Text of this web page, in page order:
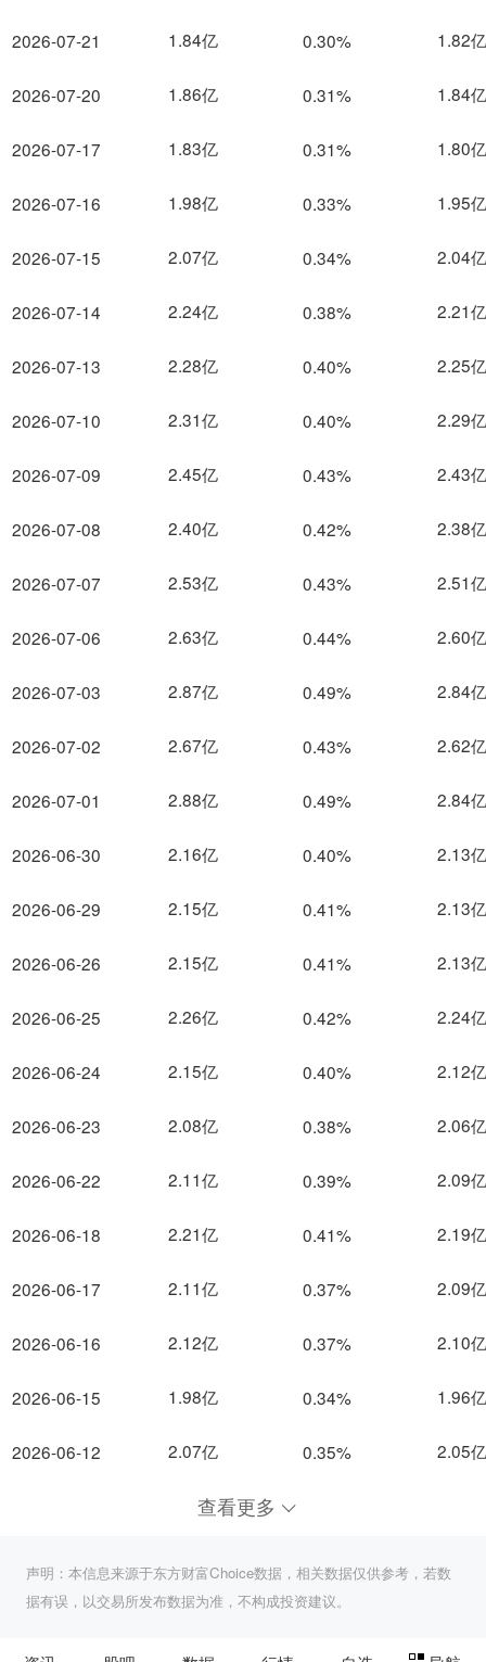
2026-07-21
2026-07-20
2026-07-17
2026-07-16
2026-07-15
2026-07-14
2026-07-13
2026-07-10
2026-07-09
2026-07-08
2026-07-07
2026-07-06
2026-07-03
2026-07-02
2026-07-01
2026-06-30
2026-06-29
2026-06-26
2026-06-25
2026-06-24
2026-06-23
2026-06-22
2026-06-18
2026-06-17
2026-06-16
2026-06-15
2026-06-12
1.84亿 0.30% 1.82亿
1.86亿 0.31% 1.84亿
1.83亿 0.31% 1.80亿
1.98亿 0.33% 1.95亿
2.07亿 0.34% 2.04亿
2.24亿 0.38% 2.21亿
2.28亿 0.40% 2.25亿
2.31亿 0.40% 2.29亿
2.45亿 0.43% 2.43亿
2.40亿 0.42% 2.38亿
2.53亿 0.43% 2.51亿
2.63亿 0.44% 2.60亿
2.87亿 0.49% 2.84亿
2.67亿 0.43% 2.62亿
2.88亿 0.49% 2.84亿
2.16亿 0.40% 2.13亿
2.15亿 0.41% 2.13亿
2.15亿 0.41% 2.13亿
2.26亿 0.42% 2.24亿
2.15亿 0.40% 2.12亿
2.08亿 0.38% 2.06亿
2.11亿 0.39% 2.09亿
2.21亿 0.41% 2.19亿
2.11亿 0.37% 2.09亿
2.12亿 0.37% 2.10亿
1.98亿 0.34% 1.96亿
2.07亿 0.35% 2.05亿
查看更多
声明：本信息来源于东方财富Choice数据，相关数据仅供参考，若数
据有误，以交易所发布数据为准，不构成投资建议。